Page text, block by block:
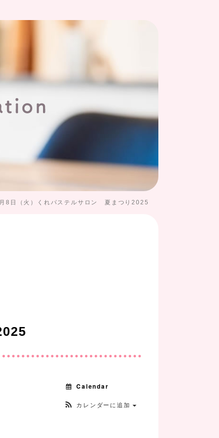
8日（火）くれパステルサロン 夏まつり2025
Calendar
カレンダーに追加